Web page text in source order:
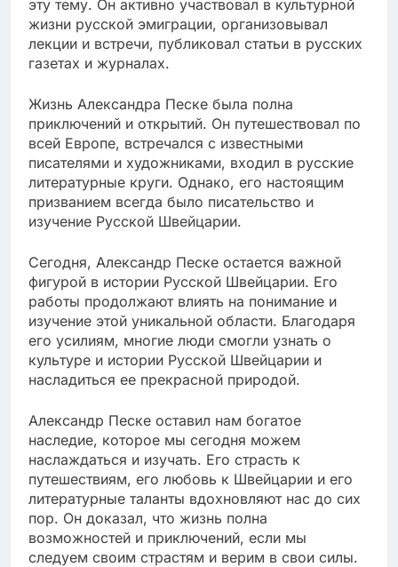
эту тему. Он активно участвовал в культурной
жизни русской эмиграции, организовывал
лекции и встречи, публиковал статьи в русских
газетах и журналах.
Жизнь Александра Песке была полна
приключений и открытий. Он путешествовал по
всей Европе, встречался с известными
писателями и художниками, входил в русские
литературные круги. Однако, его настоящим
призванием всегда было писательство и
изучение Русской Швейцарии.
Сегодня, Александр Песке остается важной
фигурой в истории Русской Швейцарии. Его
работы продолжают влиять на понимание и
изучение этой уникальной области. Благодаря
его усилиям, многие люди смогли узнать о
культуре и истории Русской Швейцарии и
насладиться ее прекрасной природой.
Александр Песке оставил нам богатое
наследие, которое мы сегодня можем
наслаждаться и изучать. Его страсть к
путешествиям, его любовь к Швейцарии и его
литературные таланты вдохновляют нас до сих
пор. Он доказал, что жизнь полна
возможностей и приключений, если мы
следуем своим страстям и верим в свои силы.